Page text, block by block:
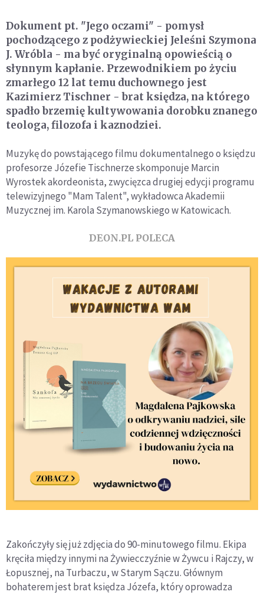
Dokument pt. "Jego oczami" - pomysł
pochodzącego z podżywieckiej Jeleśni Szymona
J. Wróbla - ma być oryginalną opowieścią o
słynnym kapłanie. Przewodnikiem po życiu
zmarłego 12 lat temu duchownego jest
Kazimierz Tischner - brat księdza, na którego
spadło brzemię kultywowania dorobku znanego
teologa, filozofa i kaznodziei.
Muzykę do powstającego filmu dokumentalnego o księdzu
profesorze Józefie Tischnerze skomponuje Marcin
Wyrostek akordeonista, zwycięzca drugiej edycji programu
telewizyjnego "Mam Talent", wykładowca Akademii
Muzycznej im. Karola Szymanowskiego w Katowicach.
DEON.PL POLECA
Zakończyły się już zdjęcia do 90-minutowego filmu. Ekipa
kręciła między innymi na Żywiecczyźnie w Żywcu i Rajczy, w
Łopusznej, na Turbaczu, w Starym Sączu. Głównym
bohaterem jest brat księdza Józefa, który oprowadza